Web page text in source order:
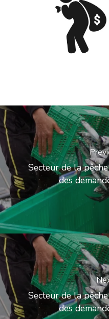
Secteur de la
des
Secteur de la
des